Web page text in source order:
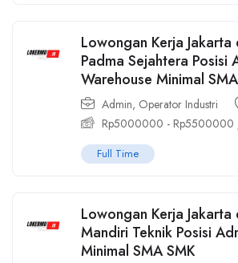
Lowongan Kerja Jakarta
Padma Sejahtera Posisi
Warehouse Minimal
Admin, Operator Industri
Rp5000000 - Rp5500000
Full Time
Lowongan Kerja Jakarta
Mandiri Teknik Posisi
Minimal SMA SMK